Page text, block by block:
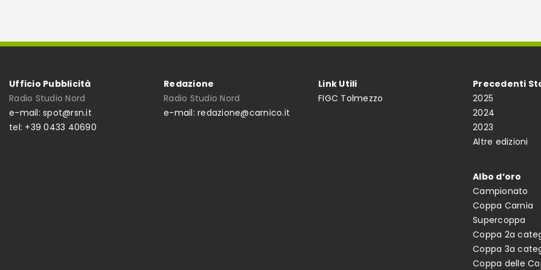
Ufficio Pubblicità
Radio Studio Nord
e-mail: spot@rsn.it
tel: +39 0433 40690
Redazione
Radio Studio Nord
e-mail: redazione@carnico.it
Link Utili
FIGC Tolmezzo
Precedenti
2025
2024
2023
Altre edizioni
Albo d’oro
Campionato
Coppa Carnia
Supercoppa
Coppa 2a
Coppa 3a
Coppa delle